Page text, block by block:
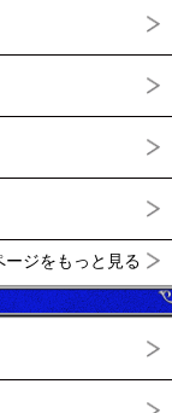
ージをもっと見る